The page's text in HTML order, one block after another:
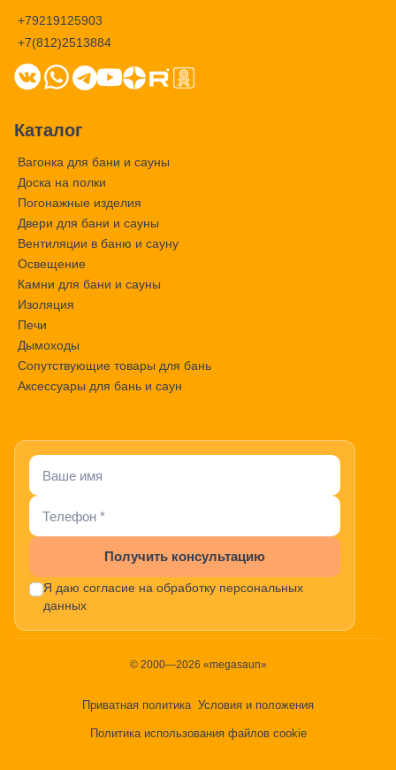
+79219125903
+7(812)2513884
Каталог
Вагонка для бани и сауны
Доска на полки
Погонажные изделия
Двери для бани и сауны
Вентиляции в баню и сауну
Освещение
Камни для бани и сауны
Изоляция
Печи
Дымоходы
Сопутствующие товары для бань
Аксессуары для бань и саун
Получить консультацию
Я даю согласие на обработку персональных
данных
© 2000—2026 «megasaun»
Приватная политика Условия и положения
Политика использования файлов cookie